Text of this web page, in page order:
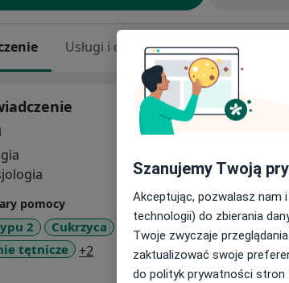
Usługi i ceny Adresy
pomocy
2 Cukrzyca Hipercholesterolemia
tętnicze
+2 a11y_sr_more_diseases
Szanujemy Twoją
Akceptując, pozwalasz nam
technologii) do zbierania
Twoje zwyczaje
zaktualizować swoje
do polityk prywatności stron